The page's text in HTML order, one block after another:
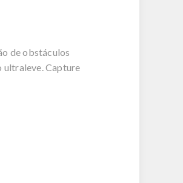
de obstáculos
ultraleve. Capture